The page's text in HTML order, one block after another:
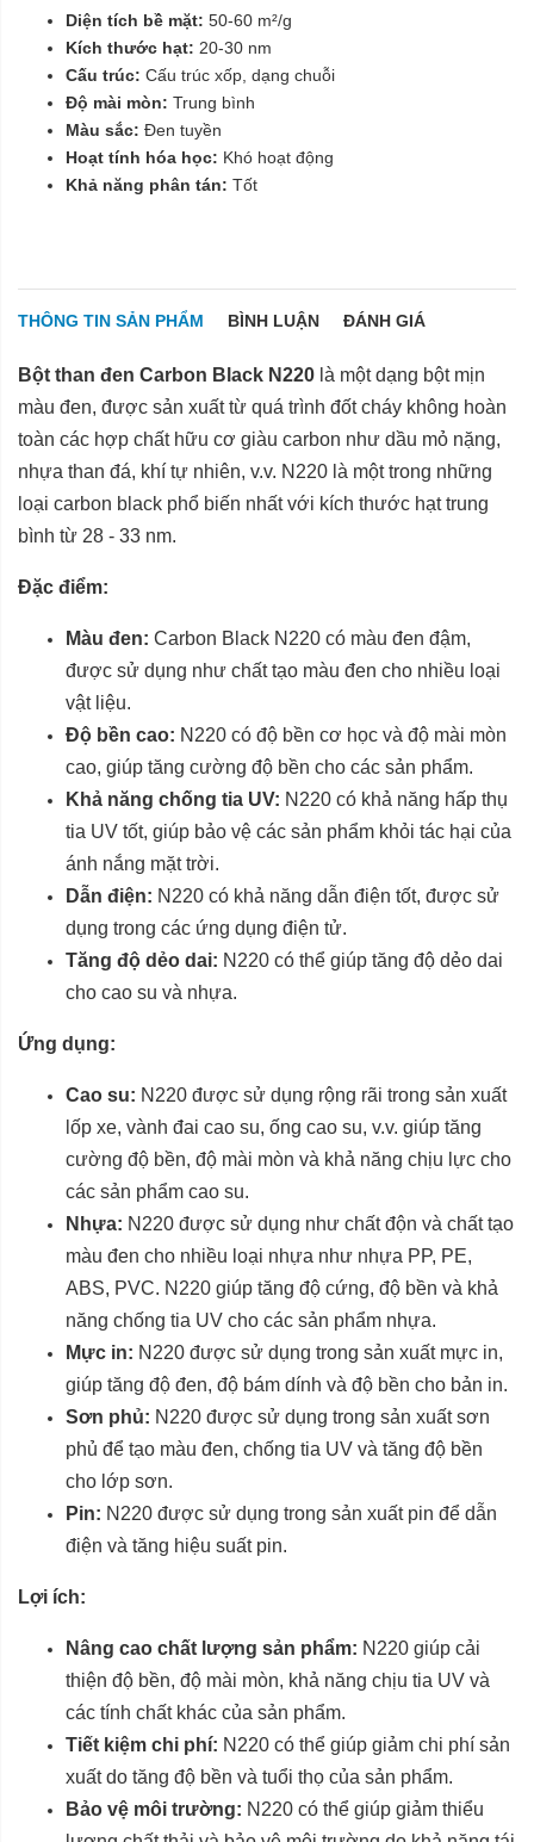
Diện tích bề mặt: 50-60 m²/g
Kích thước hạt: 20-30 nm
Cấu trúc: Cấu trúc xốp, dạng chuỗi
Độ mài mòn: Trung bình
Màu sắc: Đen tuyền
Hoạt tính hóa học: Khó hoạt động
Khả năng phân tán: Tốt
THÔNG TIN SẢN PHẨM BÌNH LUẬN ĐÁNH GIÁ
Bột than đen Carbon Black N220 là một dạng bột mịn
màu đen, được sản xuất từ quá trình đốt cháy không hoàn
toàn các hợp chất hữu cơ giàu carbon như dầu mỏ nặng,
nhựa than đá, khí tự nhiên, v.v. N220 là một trong những
loại carbon black phổ biến nhất với kích thước hạt trung
bình từ 28 - 33 nm.
Đặc điểm:
Màu đen: Carbon Black N220 có màu đen đậm,
được sử dụng như chất tạo màu đen cho nhiều loại
vật liệu.
Độ bền cao: N220 có độ bền cơ học và độ mài mòn
cao, giúp tăng cường độ bền cho các sản phẩm.
Khả năng chống tia UV: N220 có khả năng hấp thụ
tia UV tốt, giúp bảo vệ các sản phẩm khỏi tác hại của
ánh nắng mặt trời.
Dẫn điện: N220 có khả năng dẫn điện tốt, được sử
dụng trong các ứng dụng điện tử.
Tăng độ dẻo dai: N220 có thể giúp tăng độ dẻo dai
cho cao su và nhựa.
Ứng dụng:
Cao su: N220 được sử dụng rộng rãi trong sản xuất
lốp xe, vành đai cao su, ống cao su, v.v. giúp tăng
cường độ bền, độ mài mòn và khả năng chịu lực cho
các sản phẩm cao su.
Nhựa: N220 được sử dụng như chất độn và chất tạo
màu đen cho nhiều loại nhựa như nhựa PP, PE,
ABS, PVC. N220 giúp tăng độ cứng, độ bền và khả
năng chống tia UV cho các sản phẩm nhựa.
Mực in: N220 được sử dụng trong sản xuất mực in,
giúp tăng độ đen, độ bám dính và độ bền cho bản in.
Sơn phủ: N220 được sử dụng trong sản xuất sơn
phủ để tạo màu đen, chống tia UV và tăng độ bền
cho lớp sơn.
Pin: N220 được sử dụng trong sản xuất pin để dẫn
điện và tăng hiệu suất pin.
Lợi ích:
Nâng cao chất lượng sản phẩm: N220 giúp cải
thiện độ bền, độ mài mòn, khả năng chịu tia UV và
các tính chất khác của sản phẩm.
Tiết kiệm chi phí: N220 có thể giúp giảm chi phí sản
xuất do tăng độ bền và tuổi thọ của sản phẩm.
Bảo vệ môi trường: N220 có thể giúp giảm thiểu